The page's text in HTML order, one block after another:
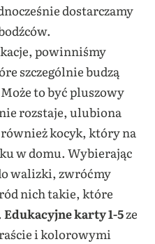
dostarczamy
powinniśmy
szczególnie budzą
to być pluszowy
rozstaje, ulubiona
również kocyk, który na
w domu. Wybierając
walizki, zwróćmy
nich takie, które
Edukacyjne karty 1-5ze
i kolorowymi